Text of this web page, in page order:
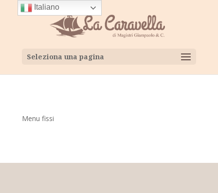
Seleziona una pagina
Menu fissi
Italiano